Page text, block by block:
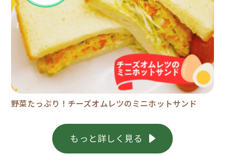
野菜たっぷり！チーズオムレツのミニホットサンド
もっと詳しく見る